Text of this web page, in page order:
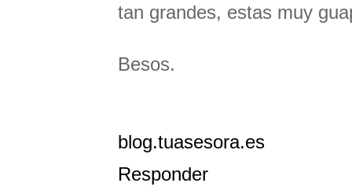
tan grandes, estas muy
Besos.
blog.tuasesora.es
Responder